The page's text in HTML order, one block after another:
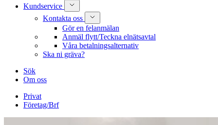
Kundservice
Kontakta oss
Gör en felanmälan
Anmäl flytt/Teckna elnätsavtal
Våra betalningsalternativ
Ska ni gräva?
Sök
Om oss
Privat
Företag/Brf